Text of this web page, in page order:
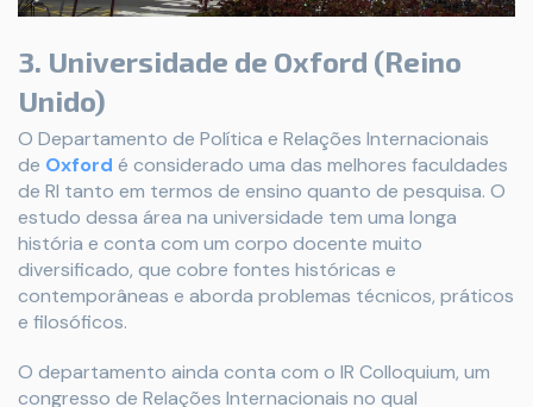
3. Universidade de Oxford (Reino
Unido)
O Departamento de Política e Relações Internacionais
de Oxford é considerado uma das melhores faculdades
de RI tanto em termos de ensino quanto de pesquisa. O
estudo dessa área na universidade tem uma longa
história e conta com um corpo docente muito
diversificado, que cobre fontes históricas e
contemporâneas e aborda problemas técnicos, práticos
e filosóficos.
O departamento ainda conta com o IR Colloquium, um
congresso de Relações Internacionais no qual